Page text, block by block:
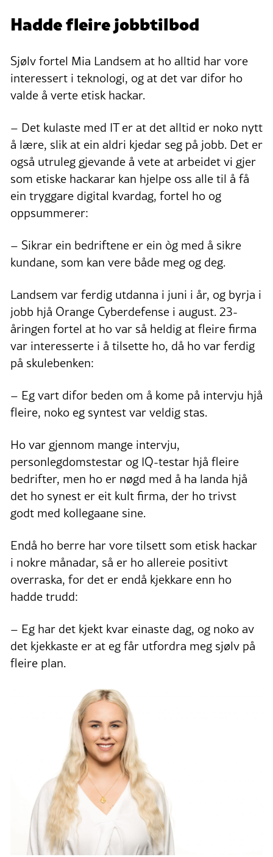
Hadde fleire jobbtilbod
Sjølv fortel Mia Landsem at ho alltid har vore
interessert i teknologi, og at det var difor ho
valde å verte etisk hackar.
– Det kulaste med IT er at det alltid er noko nytt
å lære, slik at ein aldri kjedar seg på jobb. Det er
også utruleg gjevande å vete at arbeidet vi gjer
som etiske hackarar kan hjelpe oss alle til å få
ein tryggare digital kvardag, fortel ho og
oppsummerer:
– Sikrar ein bedriftene er ein òg med å sikre
kundane, som kan vere både meg og deg.
Landsem var ferdig utdanna i juni i år, og byrja i
jobb hjå Orange Cyberdefense i august. 23-
åringen fortel at ho var så heldig at fleire firma
var interesserte i å tilsette ho, då ho var ferdig
på skulebenken:
– Eg vart difor beden om å kome på intervju hjå
fleire, noko eg syntest var veldig stas.
Ho var gjennom mange intervju,
personlegdomstestar og IQ-testar hjå fleire
bedrifter, men ho er nøgd med å ha landa hjå
det ho synest er eit kult firma, der ho trivst
godt med kollegaane sine.
Endå ho berre har vore tilsett som etisk hackar
i nokre månadar, så er ho allereie positivt
overraska, for det er endå kjekkare enn ho
hadde trudd:
– Eg har det kjekt kvar einaste dag, og noko av
det kjekkaste er at eg får utfordra meg sjølv på
fleire plan.